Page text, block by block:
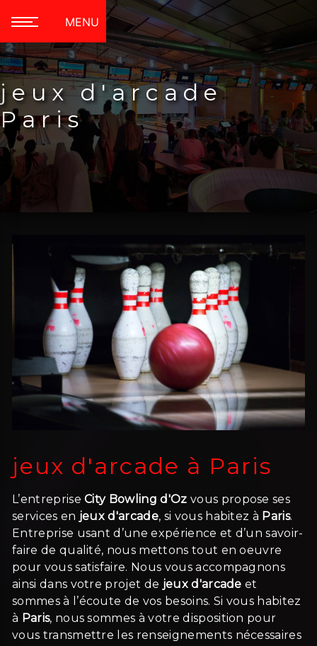
MENU
jeux d'arcade
Paris
jeux d'arcade à Paris
L’entrepriseCity Bowling d'Oz vous propose ses
services en jeux d'arcade, si vous habitez à Paris.
Entreprise usant d’une expérience et d’un savoir-
faire de qualité, nous mettons tout en oeuvre
pour vous satisfaire. Nous vous accompagnons
ainsi dans votre projet de jeux d'arcade et
sommes à l’écoute de vos besoins. Si vous habitez
à Paris, nous sommes à votre disposition pour
vous transmettre les renseignements nécessaires
Panneau de gestion des cookies